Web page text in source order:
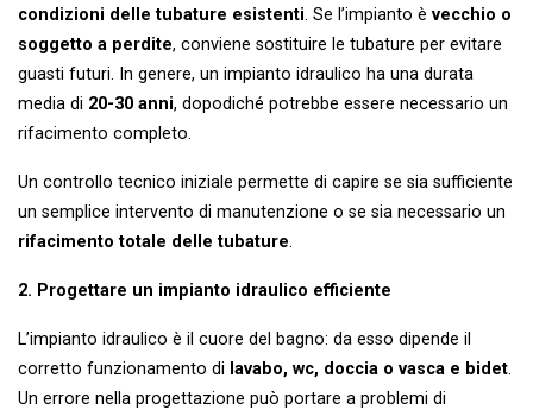
condizioni delle tubature esistenti. Se l’impianto è vecchio o
soggetto a perdite, conviene sostituire le tubature per evitare
guasti futuri. In genere, un impianto idraulico ha una durata
media di 20-30 anni, dopodiché potrebbe essere necessario un
rifacimento completo.
Un controllo tecnico iniziale permette di capire se sia sufficiente
un semplice intervento di manutenzione o se sia necessario un
rifacimento totale delle tubature.
2. Progettare un impianto idraulico efficiente
L’impianto idraulico è il cuore del bagno: da esso dipende il
corretto funzionamento di lavabo, wc, doccia o vasca e bidet.
Un errore nella progettazione può portare a problemi di